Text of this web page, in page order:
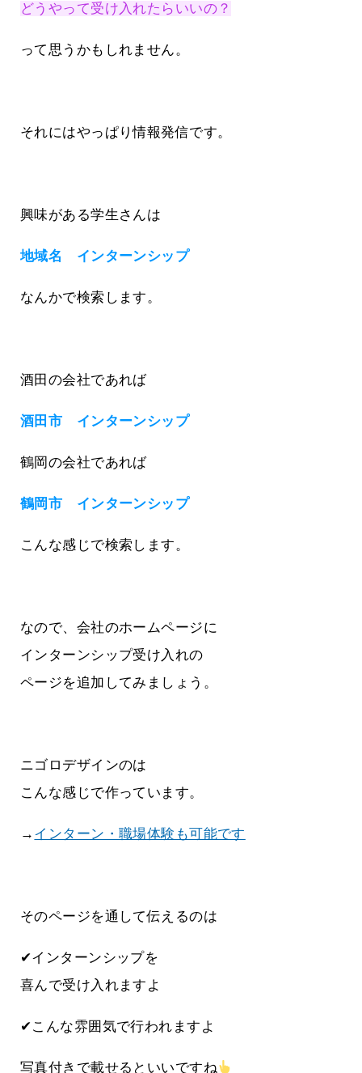
どうやって受け入れたらいいの？
って思うかもしれません。
それにはやっぱり情報発信です。
興味がある学生さんは
地域名 インターンシップ
なんかで検索します。
酒田の会社であれば
酒田市 インターンシップ
鶴岡の会社であれば
鶴岡市 インターンシップ
こんな感じで検索します。
なので、会社のホームページに
インターンシップ受け入れの
ページを追加してみましょう。
ニゴロデザインのは
こんな感じで作っています。
→ インターン・職場体験も可能です
そのページを通して伝えるのは
✔インターンシップを
喜んで受け入れますよ
✔こんな雰囲気で行われますよ
写真付きで載せるといいですね